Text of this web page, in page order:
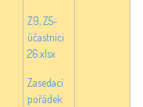
Z9, Z5-
účastníci
26.xlsx
Zasedací
pořádek